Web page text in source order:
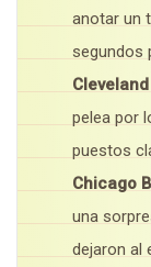
anotar un
segundos
pelea por
puestos
Chicago
una
dejaron al